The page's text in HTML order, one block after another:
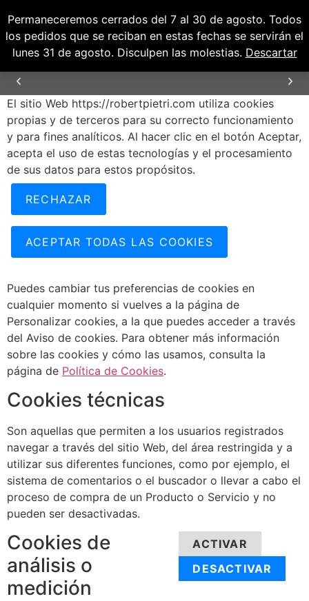
Permaneceremos cerrados del 7 al 30 de agosto. Todos
los pedidos que se reciban en estas fechas se servirán el
lunes 31 de agosto. Disculpen las molestias. Descartar
0,00€
0
ENVÍOS GRATUITOS PARA PENÍNSULA Y
El sitio Web https://robertpietri.com utiliza cookies
propias y de terceros para su correcto funcionamiento
y para fines analíticos. Al hacer clic en el botón Aceptar,
acepta el uso de estas tecnologías y el procesamiento
de sus datos para estos propósitos.
RECHAZAR
ACEPTAR TODAS LAS COOKIES
Puedes cambiar tus preferencias de cookies en
cualquier momento si vuelves a la página de
Personalizar cookies, a la que puedes acceder a través
del Aviso de cookies. Para obtener más información
sobre las cookies y cómo las usamos, consulta la
página de Política de Cookies.
Cookies técnicas
Son aquellas que permiten a los usuarios registrados
navegar a través del sitio Web, del área restringida y a
utilizar sus diferentes funciones, como por ejemplo, el
sistema de comentarios o el buscador o llevar a cabo el
proceso de compra de un Producto o Servicio y no
pueden ser desactivadas.
Cookies de
análisis o
medición
ACTIVAR
DESACTIVAR